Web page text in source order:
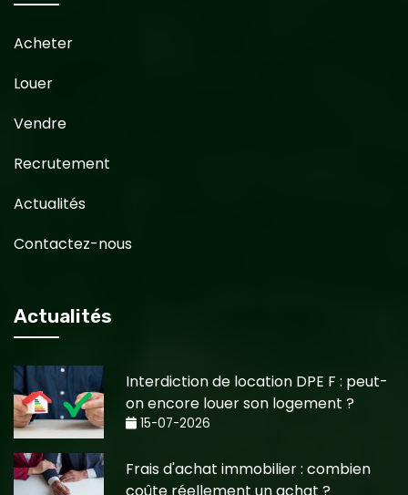
Acheter
Louer
Vendre
Recrutement
Actualités
Contactez-nous
Actualités
Interdiction de location DPE F : peut-
on encore louer son logement ?
15-07-2026
Frais d'achat immobilier : combien
coûte réellement un achat ?